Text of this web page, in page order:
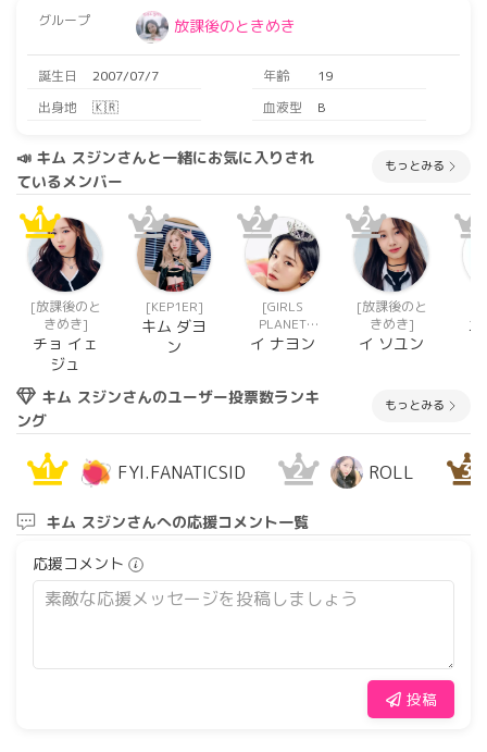
グループ 放課後のときめき
誕生日 2007/07/7 年齢
19
出身地
🇰🇷 血液型 B
📣 キム スジンさんと一緒にお気に入りされ
ているメンバー
もっとみる
1
[放課後のと
きめき]
チョ イェ
ジュ
2
[KEP1ER]
キム ダヨ
ン
2
[GIRLS
PLANET
999(ガルプ
イ ナヨン
2
[放課後のと
きめき]
イ ソユン
2
キム スジンさんのユーザー投票数ランキ
ング
もっとみる
1 FYI.FANATICSID 2 ROLL 3
キム スジンさんへの応援コメント一覧
応援コメント
投稿